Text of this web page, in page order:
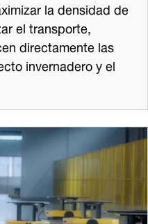
la densidad de
el transporte,
directamente las
invernadero y el